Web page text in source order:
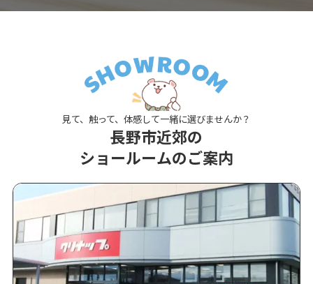
見て、触って、体感して一緒に選びませんか？
長野市近郊の
ショールームのご案内